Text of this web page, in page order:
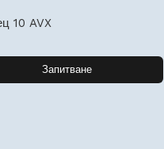
10 AVX
Запитване